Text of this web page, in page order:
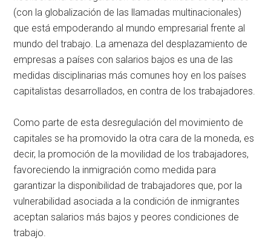
(con la globalización de las llamadas multinacionales)
que está empoderando al mundo empresarial frente al
mundo del trabajo. La amenaza del desplazamiento de
empresas a países con salarios bajos es una de las
medidas disciplinarias más comunes hoy en los países
capitalistas desarrollados, en contra de los trabajadores.
Como parte de esta desregulación del movimiento de
capitales se ha promovido la otra cara de la moneda, es
decir, la promoción de la movilidad de los trabajadores,
favoreciendo la inmigración como medida para
garantizar la disponibilidad de trabajadores que, por la
vulnerabilidad asociada a la condición de inmigrantes
aceptan salarios más bajos y peores condiciones de
trabajo.